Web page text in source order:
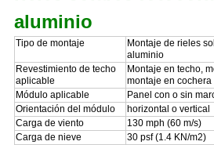
aluminio
Tipo de montaje
Montaje de rieles
aluminio
Revestimiento de techo
aplicable
Montaje en techo,
montaje en cochera
Módulo aplicable
Panel con o sin
Orientación del módulo
horizontal o vertical
Carga de viento
130 mph (60 m/s)
Carga de nieve
30 psf (1.4 KN/m2)